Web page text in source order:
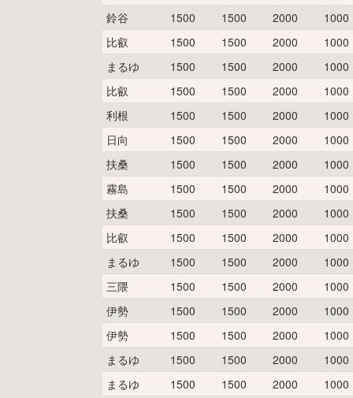
鈴谷
1500 1500 2000
1000
比叡
1500 1500 2000
1000
まるゆ
1500 1500 2000
1000
比叡
1500 1500 2000
1000
利根
1500 1500 2000
1000
日向
1500 1500 2000
1000
扶桑
1500 1500 2000
1000
霧島
1500 1500 2000
1000
扶桑
1500 1500 2000
1000
比叡
1500 1500 2000
1000
まるゆ
1500 1500 2000
1000
三隈
1500 1500 2000
1000
伊勢
1500 1500 2000
1000
伊勢
1500 1500 2000
1000
まるゆ
1500 1500 2000
1000
まるゆ
1500 1500 2000
1000